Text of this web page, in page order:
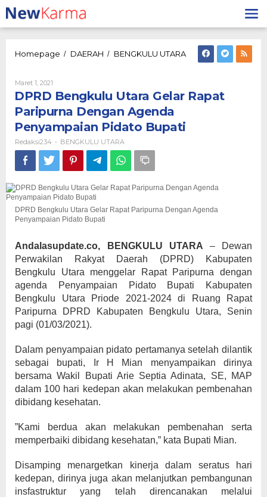
Lewati
ke
konten
Homepage / DAERAH / BENGKULU UTARADPRD
Bengkulu
Rapat
Maret 1, 2021
Redaksi234
DPRD Bengkulu Utara Gelar Rapat
Paripurna Dengan Agenda
Penyampaian Pidato Bupati
Redaksi234 - BENGKULU UTARA
DPRD Bengkulu Utara Gelar Rapat Paripurna Dengan Agenda
Penyampaian Pidato Bupati
Andalasupdate.co, BENGKULU UTARA – Dewan
Perwakilan Rakyat Daerah (DPRD) Kabupaten
Bengkulu Utara menggelar Rapat Paripurna dengan
agenda Penyampaian Pidato Bupati Kabupaten
Bengkulu Utara Priode 2021-2024 di Ruang Rapat
Paripurna DPRD Kabupaten Bengkulu Utara, Senin
pagi (01/03/2021).
Dalam penyampaian pidato pertamanya setelah dilantik
sebagai bupati, Ir H Mian menyampaikan dirinya
bersama Wakil Bupati Arie Septia Adinata, SE, MAP
dalam 100 hari kedepan akan melakukan pembenahan
dibidang kesehatan.
”Kami berdua akan melakukan pembenahan serta
memperbaiki dibidang kesehatan,” kata Bupati Mian.
Disamping menargetkan kinerja dalam seratus hari
kedepan, dirinya juga akan melanjutkan pembangunan
insfastruktur yang telah direncanakan melalui